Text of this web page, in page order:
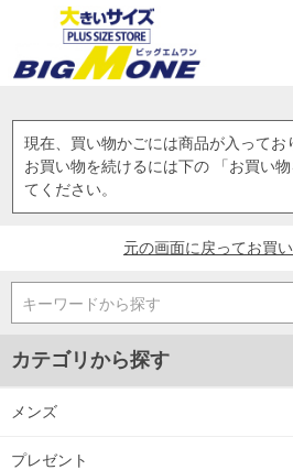
現在、買い物かごには商品が入ってお
お買い物を続けるには下の 「お買い
てください。
元の画面に戻ってお買
キーワードから探す
カテゴリから探す
メンズ
プレゼント